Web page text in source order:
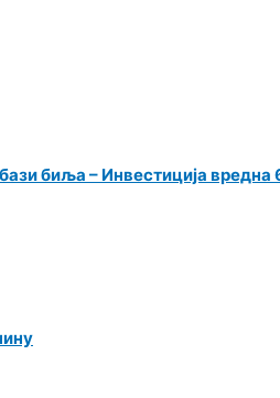
биља – Инвестиција